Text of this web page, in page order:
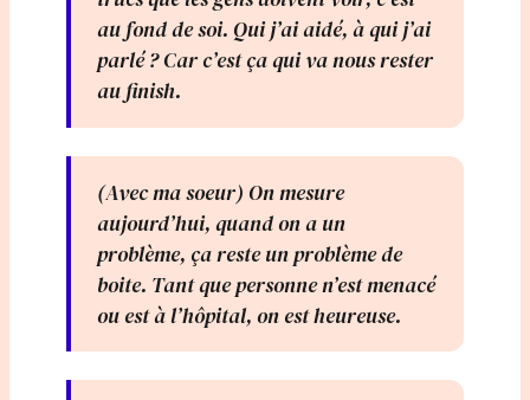
au fond de soi. Qui j’ai aidé, à qui j’ai
parlé ? Car c’est ça qui va nous rester
au finish.
(Avec ma soeur) On mesure
aujourd’hui, quand on a un
problème, ça reste un problème de
boite. Tant que personne n’est menacé
ou est à l’hôpital, on est heureuse.